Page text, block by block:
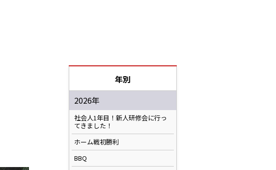
年別
2026年
社会人1年目！新人研修会に行っ
てきました！
ホーム戦初勝利
BBQ